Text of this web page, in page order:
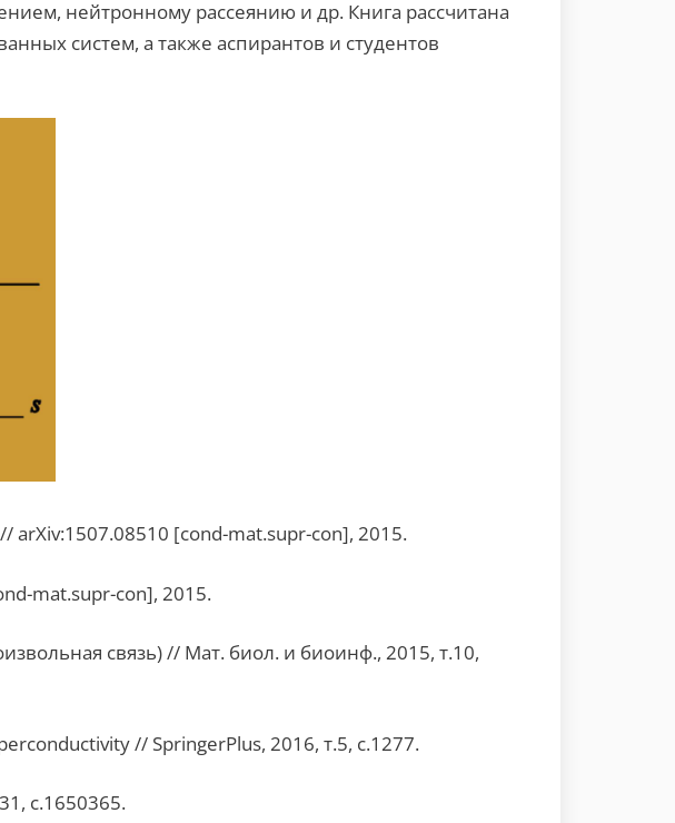
нейтронному рассеянию и др. Книга рассчитана
систем, а также аспирантов и студентов
arXiv:1507.08510 [cond-mat.supr-con], 2015.
mat.supr-con], 2015.
связь) // Мат. биол. и биоинф., 2015, т.10,
// SpringerPlus, 2016, т.5, с.1277.
с.1650365.